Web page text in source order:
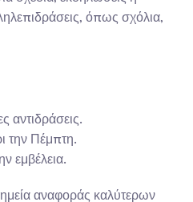
όπως σχόλια,
αντιδράσεις.
την Πέμπτη.
εμβέλεια.
αναφοράς καλύτερων